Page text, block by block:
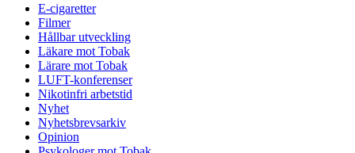
E-cigaretter
Filmer
Hållbar utveckling
Läkare mot Tobak
Lärare mot Tobak
LUFT-konferenser
Nikotinfri arbetstid
Nyhet
Nyhetsbrevsarkiv
Opinion